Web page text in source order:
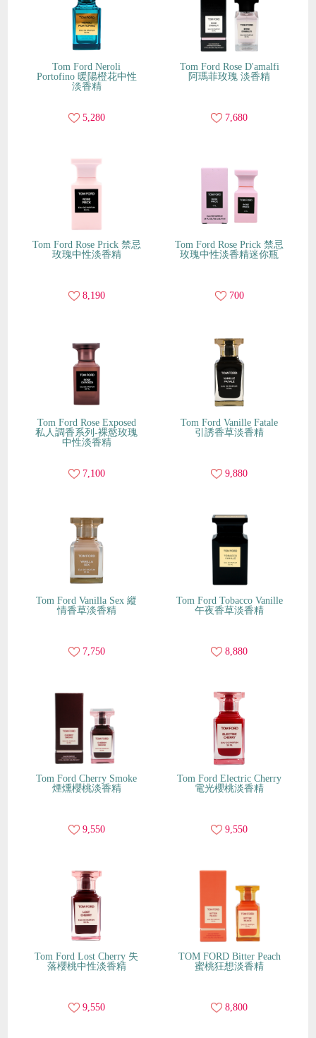
Tom Ford Neroli
Portofino 暖陽橙花中性
淡香精
5,280
Tom Ford Rose D'amalfi
阿瑪菲玫瑰 淡香精
7,680
Tom Ford Rose Prick 禁忌
玫瑰中性淡香精
8,190
Tom Ford Rose Prick 禁忌
玫瑰中性淡香精迷你瓶
700
Tom Ford Rose Exposed
私人調香系列-裸慾玫瑰
中性淡香精
7,100
Tom Ford Vanille Fatale
引誘香草淡香精
9,880
Tom Ford Vanilla Sex 縱
情香草淡香精
7,750
Tom Ford Tobacco Vanille
午夜香草淡香精
8,880
Tom Ford Cherry Smoke
煙燻櫻桃淡香精
9,550
Tom Ford Electric Cherry
電光櫻桃淡香精
9,550
Tom Ford Lost Cherry 失
落櫻桃中性淡香精
9,550
TOM FORD Bitter Peach
蜜桃狂想淡香精
8,800